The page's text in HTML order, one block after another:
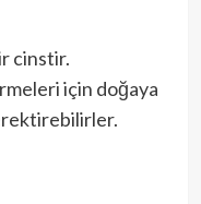
cinstir.
için doğaya